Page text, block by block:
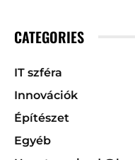
CATEGORIES
IT szféra
Innovációk
Építészet
Egyéb